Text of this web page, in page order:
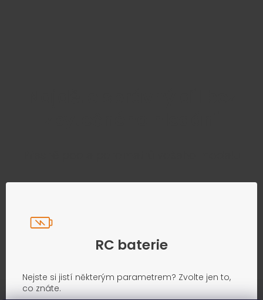
RC baterie
Nejste si jistí některým parametrem? Zvolte jen to,
co znáte.